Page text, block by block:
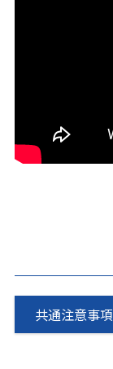
共通注意事項